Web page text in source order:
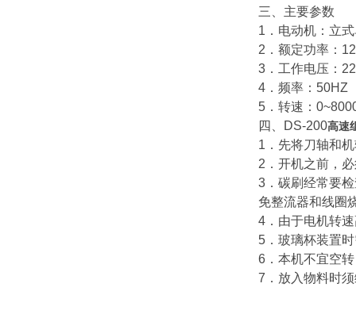
三、主要参数
1．电动机：立
2．额定功率：
3．工作电压：
4．频率：50HZ
5．转速：
四、DS-200高速
1．先将刀轴和
2．开机之前，
3．碳刷经常要
免整流器和线圈
4．由于电机转
5．玻璃杯装置
6．本机不宜空
7．放入物料时